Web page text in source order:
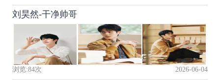
刘昊然-干净帅哥
浏览:84次 2026-06-04